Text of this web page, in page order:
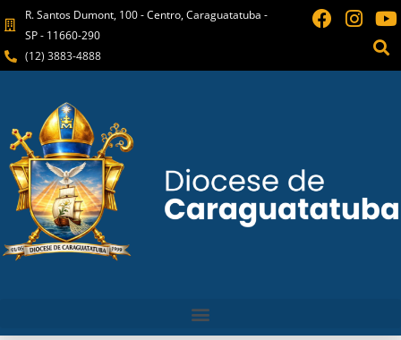
R. Santos Dumont, 100 - Centro, Caraguatatuba -
SP - 11660-290
(12) 3883-4888